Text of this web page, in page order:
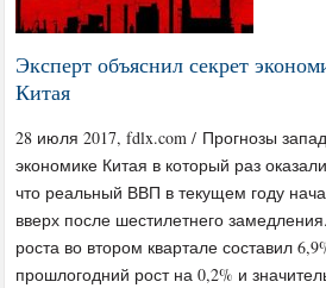
Эксперт объяснил секрет
Китая
28 июля 2017, fdlx.com / Прогнозы
экономике Китая в который раз
что реальный ВВП в текущем году
вверх после шестилетнего
роста во втором квартале составил
прошлогодний рост на 0,2% и